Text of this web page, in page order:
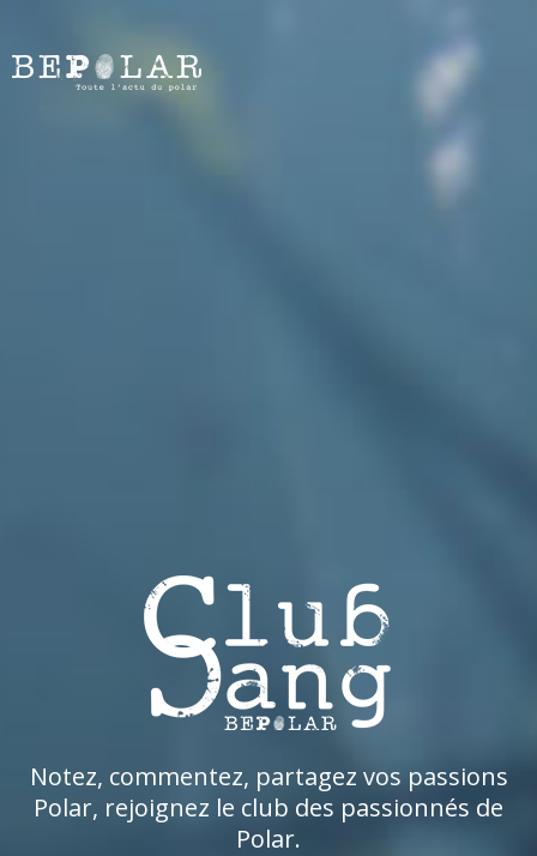
Notez, commentez, partagez vos passions
Polar, rejoignez le club des passionnés de
Polar.